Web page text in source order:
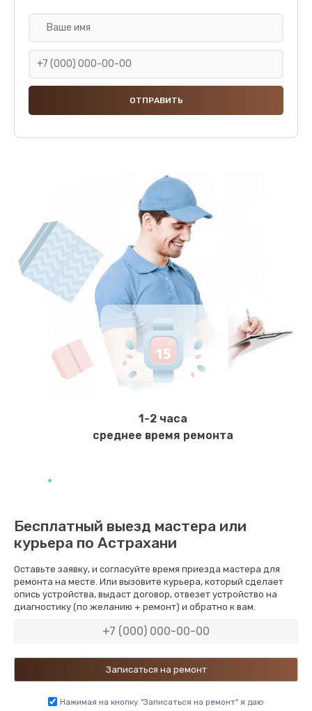
Замена разъема питания
600 руб.
600 руб.
Заказать
Ремонт мультиконтроллера
1000 руб.
Заказать
Замена кнопки включения
800 руб.
Заказать
1600 руб.
Заказать
Замена материнской платы
1330 руб.
Заказать
Замена Wi-Fi
Заказать
Ремонт цепи питания
1-2 часа
среднее время ремонта
Бесплатный выезд мастера или
курьера по Астрахани
Оставьте заявку, и согласуйте время приезда мастера для
ремонта на месте. Или вызовите курьера, который сделает
опись устройства, выдаст договор, отвезет устройство на
диагностику (по желанию + ремонт) и обратно к вам.
Нажимая на кнопку "Записаться на ремонт" я даю